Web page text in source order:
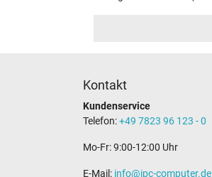
Kontakt
Kundenservice
Telefon:+49 7823 96 123 - 0
Mo-Fr: 9:00-12:00 Uhr
E-Mail: info@ipc-computer.de